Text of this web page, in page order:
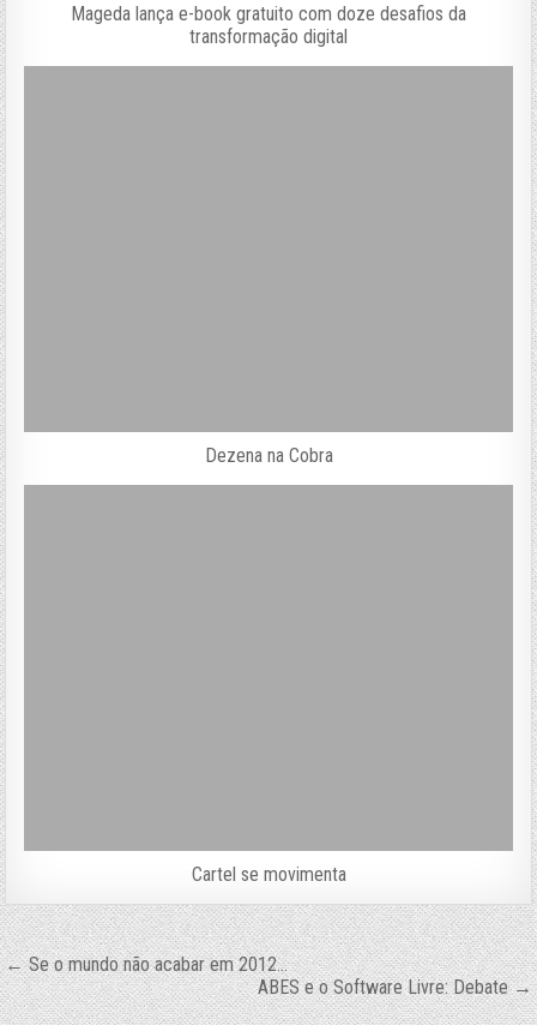
Mageda lança e-book gratuito com doze desafios da
transformação digital
Dezena na Cobra
Cartel se movimenta
Navegação
de
← Se o mundo não acabar em 2012…
ABES e o Software Livre: Debate →